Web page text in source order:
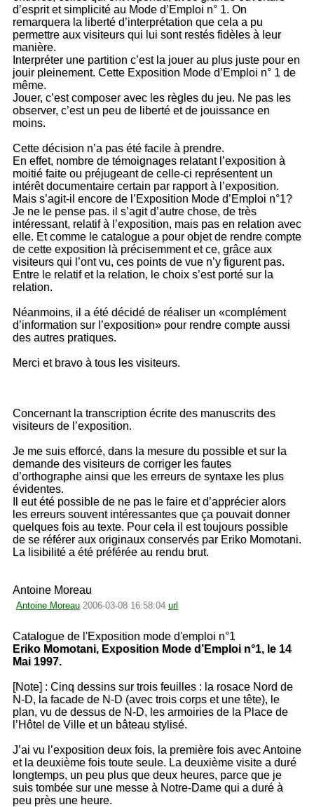
d’esprit et simplicité au Mode d’Emploi n° 1. On
remarquera la liberté d’interprétation que cela a pu
permettre aux visiteurs qui lui sont restés fidèles à leur
manière.
Interpréter une partition c’est la jouer au plus juste pour en
jouir pleinement. Cette Exposition Mode d’Emploi n° 1 de
même.
Jouer, c’est composer avec les règles du jeu. Ne pas les
observer, c’est un peu de liberté et de jouissance en
moins.
Cette décision n’a pas été facile à prendre.
En effet, nombre de témoignages relatant l’exposition à
moitié faite ou préjugeant de celle-ci représentent un
intérêt documentaire certain par rapport à l’exposition.
Mais s’agit-il encore de l’Exposition Mode d’Emploi n°1?
Je ne le pense pas. il s’agit d’autre chose, de très
intéressant, relatif à l’exposition, mais pas en relation avec
elle. Et comme le catalogue a pour objet de rendre compte
de cette exposition là précisemment et ce, grâce aux
visiteurs qui l’ont vu, ces points de vue n’y figurent pas.
Entre le relatif et la relation, le choix s’est porté sur la
relation.
Néanmoins, il a été décidé de réaliser un «complément
d’information sur l’exposition» pour rendre compte aussi
des autres pratiques.
Merci et bravo à tous les visiteurs.
Concernant la transcription écrite des manuscrits des
visiteurs de l’exposition.
Je me suis efforcé, dans la mesure du possible et sur la
demande des visiteurs de corriger les fautes
d’orthographe ainsi que les erreurs de syntaxe les plus
évidentes.
Il eut été possible de ne pas le faire et d’apprécier alors
les erreurs souvent intéressantes que ça pouvait donner
quelques fois au texte. Pour cela il est toujours possible
de se référer aux originaux conservés par Eriko Momotani.
La lisibilité a été préférée au rendu brut.
Antoine Moreau
Antoine Moreau 2006-03-08 16:58:04 url
Catalogue de l'Exposition mode d'emploi n°1
Eriko Momotani, Exposition Mode d’Emploi n°1, le 14
Mai 1997.
[Note] : Cinq dessins sur trois feuilles : la rosace Nord de
N-D, la facade de N-D (avec trois corps et une tête), le
plan, vu de dessus de N-D, les armoiries de la Place de
l’Hôtel de Ville et un bâteau stylisé.
J’ai vu l’exposition deux fois, la première fois avec Antoine
et la deuxième fois toute seule. La deuxième visite a duré
longtemps, un peu plus que deux heures, parce que je
suis tombée sur une messe à Notre-Dame qui a duré à
peu près une heure.